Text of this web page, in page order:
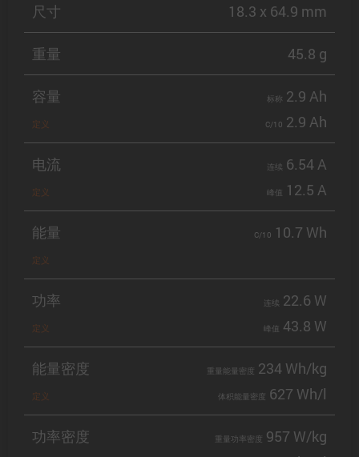
尺寸 18.3 x 64.9 mm
重量 45.8 g
容量
定义
标称 2.9 Ah
C/10 2.9 Ah
电流
定义
连续 6.54 A
峰值 12.5 A
能量
定义
C/10 10.7 Wh
功率
定义
连续 22.6 W
峰值 43.8 W
能量密度
定义
重量能量密度 234 Wh/kg
体积能量密度 627 Wh/l
功率密度 重量功率密度 957 W/kg